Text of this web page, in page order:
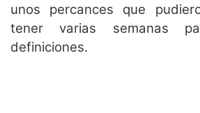
unos percances que
tener varias semanas
definiciones.